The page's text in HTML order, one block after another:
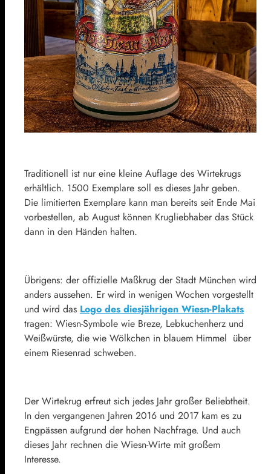
Traditionell ist nur eine kleine Auflage des Wirtekrugs
erhältlich. 1500 Exemplare soll es dieses Jahr geben.
Die limitierten Exemplare kann man bereits seit Ende Mai
vorbestellen, ab August können Krugliebhaber das Stück
dann in den Händen halten.
Übrigens: der offizielle Maßkrug der Stadt München wird
anders aussehen. Er wird in wenigen Wochen vorgestellt
und wird das Logo des diesjährigen Wiesn-Plakats
tragen: Wiesn-Symbole wie Breze, Lebkuchenherz und
Weißwürste, die wie Wölkchen in blauem Himmel über
einem Riesenrad schweben.
Der Wirtekrug erfreut sich jedes Jahr großer Beliebtheit.
In den vergangenen Jahren 2016 und 2017 kam es zu
Engpässen aufgrund der hohen Nachfrage. Und auch
dieses Jahr rechnen die Wiesn-Wirte mit großem
Interesse.